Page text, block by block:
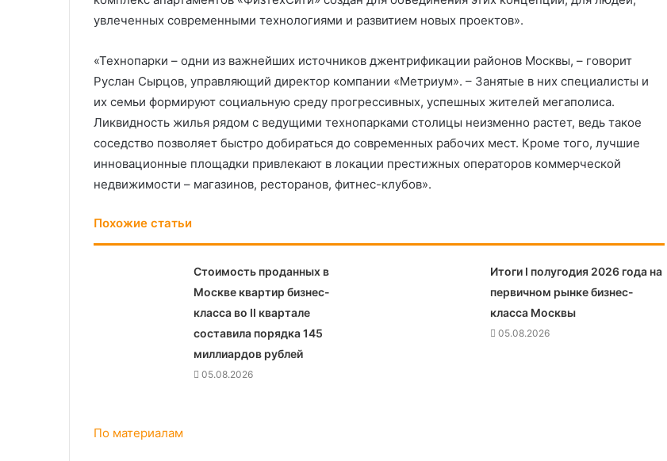
увлеченных современными технологиями и развитием новых проектов».
«Технопарки – одни из важнейших источников джентрификации районов Москвы, – говорит
Руслан Сырцов, управляющий директор компании «Метриум». – Занятые в них специалисты и
их семьи формируют социальную среду прогрессивных, успешных жителей мегаполиса.
Ликвидность жилья рядом с ведущими технопарками столицы неизменно растет, ведь такое
соседство позволяет быстро добираться до современных рабочих мест. Кроме того, лучшие
инновационные площадки привлекают в локации престижных операторов коммерческой
недвижимости – магазинов, ресторанов, фитнес-клубов».
Похожие статьи
Стоимость проданных в
Москве квартир бизнес-
класса во II квартале
составила порядка 145
миллиардов рублей
05.08.2026
Итоги I полугодия 2026 года на
первичном рынке бизнес-
класса Москвы
05.08.2026
По материалам